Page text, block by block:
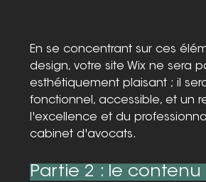
En se concentrant sur ces
design, votre site Wix ne sera
esthétiquement plaisant ; il
fonctionnel, accessible, et un
l'excellence et du
cabinet d'avocats.
Partie 2 : le